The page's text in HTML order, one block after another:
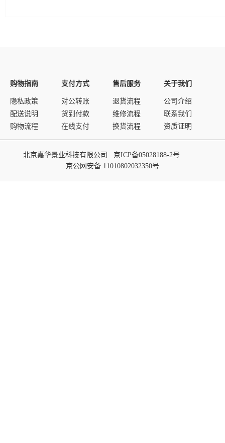
购物指南
隐私政策
配送说明
购物流程
支付方式
对公转账
货到付款
在线支付
售后服务
退货流程
维修流程
换货流程
关于我们
公司介绍
联系我们
资质证明
北京嘉华景业科技有限公司 京ICP备05028188-2号
京公网安备 11010802032350号